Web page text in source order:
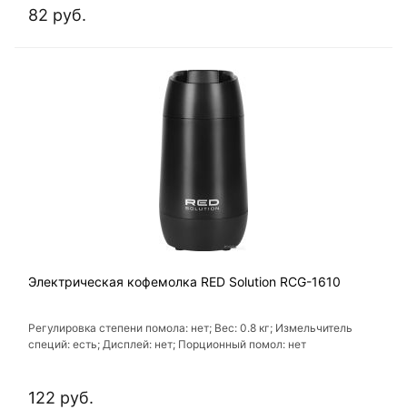
82 руб.
Электрическая кофемолка RED Solution RCG-1610
Регулировка степени помола: нет; Вес: 0.8 кг; Измельчитель
специй: есть; Дисплей: нет; Порционный помол: нет
122 руб.